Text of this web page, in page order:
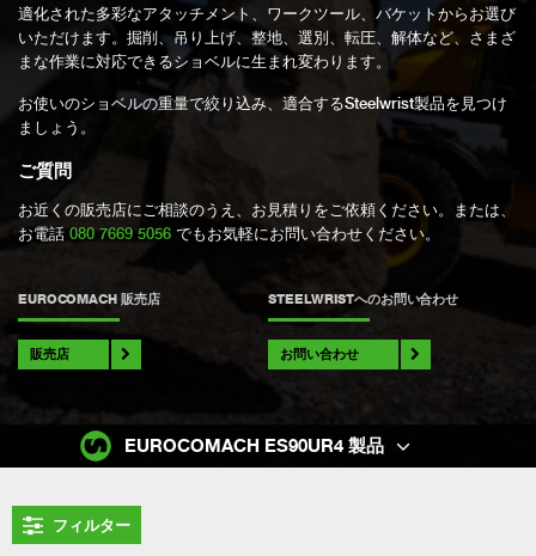
適化された多彩なアタッチメント、ワークツール、バケットからお選び
いただけます。掘削、吊り上げ、整地、選別、転圧、解体など、さまざ
まな作業に対応できるショベルに生まれ変わります。
お使いのショベルの重量で絞り込み、適合するSteelwrist製品を見つけ
ましょう。
ご質問
お近くの販売店にご相談のうえ、お見積りをご依頼ください。または、
お電話 080 7669 5056 でもお気軽にお問い合わせください。
EUROCOMACH 販売店
販売店
STEELWRISTへのお問い合わせ
お問い合わせ
フィルター
EUROCOMACH ES90UR4 製品